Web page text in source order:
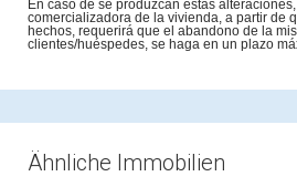
En caso de se produzcan estas
comercializadora de la vivienda, a partir de
hechos, requerirá que el abandono de la
clientes/huéspedes, se haga en un plazo
Ähnliche Immobilien